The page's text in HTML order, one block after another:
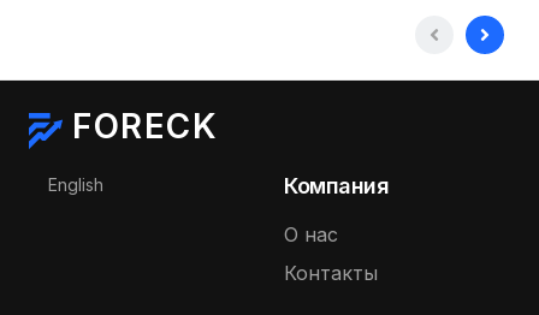
FORECK
Выберите язык
English Компания
О нас
Контакты